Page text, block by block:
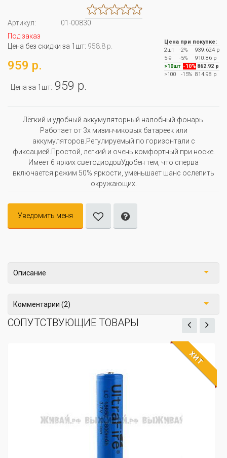
Артикул:
01-00830
Под заказ
Цена без скидки за 1шт: 958.8 р.
959 р.
Цена за 1шт: 959 р.
Цена при покупке:
2шт
-2%
939.624 р
5-9
-5%
910.86 р
>10шт -10% 862.92 р
>100
-15% 814.98 р
Лёгкий и удобный аккумуляторный налобный фонарь.
Работает от 3х мизинчиковых батареек или
аккумуляторов.Регулируемый по горизонтали с
фиксацией.Простой, легкий и очень комфортный при носке.
Имеет 6 ярких светодиодовУдобен тем, что сперва
включается режим 50% яркости, уменьшает шанс ослепить
окружающих.
Уведомить меня
Описание
Комментарии (2)
СОПУТСТВУЮЩИЕ ТОВАРЫ
ХИТ